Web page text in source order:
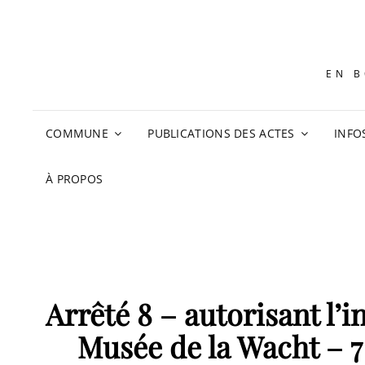
EN
COMMUNE PUBLICATIONS DES ACTES
À PROPOS
Arrêté 8 – autorisant
Musée de la Wacht –